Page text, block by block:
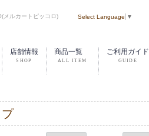
メルカートピッコロ) Select Language ▼
店舗情報 商品一覧 ご利用ガイド